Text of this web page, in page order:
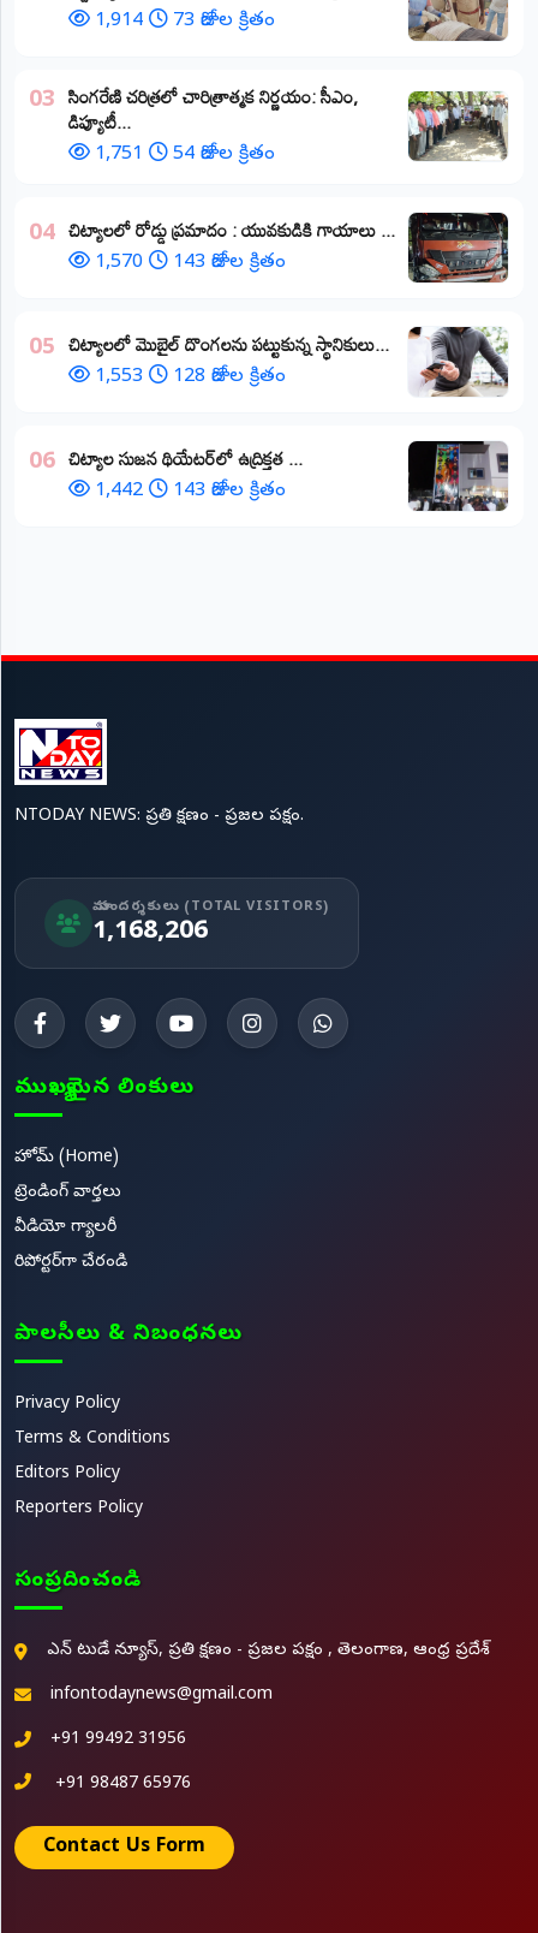
1,914 73 రోజుల క్రితం
03 ​సింగరేణి చరిత్రలో చారిత్రాత్మక నిర్ణయం: సీఎం,
డిప్యూటీ...
1,751 54 రోజుల క్రితం
04 చిట్యాలలో రోడ్డు ప్రమాదం : యువకుడికి గాయాలు ​...
1,570 143 రోజుల క్రితం
05 చిట్యాలలో మొబైల్ దొంగలను పట్టుకున్న స్థానికులు...
1,553 128 రోజుల క్రితం
06 చిట్యాల సుజన థియేటర్‌లో ఉద్రిక్తత ...
1,442 143 రోజుల క్రితం
NTODAY NEWS: ప్రతి క్షణం - ప్రజల పక్షం.
మా సందర్శకులు (TOTAL VISITORS)
1,168,206
ముఖ్యమైన లింకులు
హోమ్ (Home)
ట్రెండింగ్ వార్తలు
వీడియో గ్యాలరీ
రిపోర్టర్‌గా చేరండి
పాలసీలు & నిబంధనలు
Privacy Policy
Terms & Conditions
Editors Policy
Reporters Policy
సంప్రదించండి
ఎన్ టుడే న్యూస్, ప్రతి క్షణం - ప్రజల పక్షం , తెలంగాణ, ఆంధ్ర ప్రదేశ్
infontodaynews@gmail.com
+91 99492 31956
+91 98487 65976
Contact Us Form